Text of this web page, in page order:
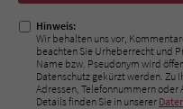
Hinweis:
Wir behalten uns vor,
beachten Sie Urheberrecht und
Name bzw. Pseudonym wird
Datenschutz gekürzt werden. Zu
Adressen, Telefonnummern
Details finden Sie in unserer